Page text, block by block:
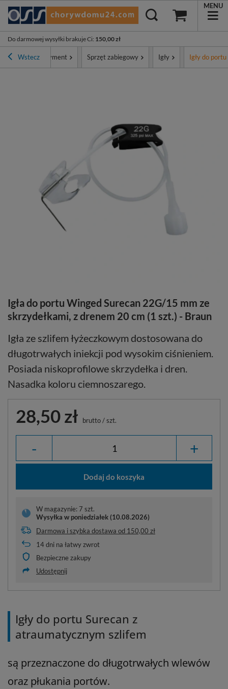
Do darmowej wysyłki brakuje Ci: 150,00 zł
MENU
WsteczAsortyment Sprzęt zabiegowy Igły Igły do portu
Igła do portu Winged Surecan 22G/15 mm ze
skrzydełkami, z drenem 20 cm (1 szt.) - Braun
Igła ze szlifem łyżeczkowym dostosowana do
długotrwałych iniekcji pod wysokim ciśnieniem.
Posiada niskoprofilowe skrzydełka i dren.
Nasadka koloru ciemnoszarego.
28,50 zł brutto/szt.
- +
Dodaj do koszyka
W magazynie: 7 szt.
Wysyłka w poniedziałek (10.08.2026)
Darmowa i szybka dostawa od 150,00 zł
14dni na łatwy zwrot
Bezpieczne zakupy
Udostępnij
Igły do portu Surecan z
atraumatycznym szlifem
są przeznaczone do długotrwałych wlewów
oraz płukania portów.